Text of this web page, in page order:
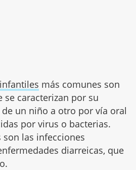
más comunes son
se caracterizan por su
un niño a otro por vía oral
por virus o bacterias.
son las infecciones
diarreicas, que